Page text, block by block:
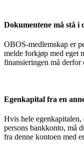
Dokumentene må stå i
OBOS-medlemskap er
melde forkjøp med eget
finansieringen må derfor
Egenkapital fra en
Hvis hele
persons bankkonto, må
fra denne kontoen med